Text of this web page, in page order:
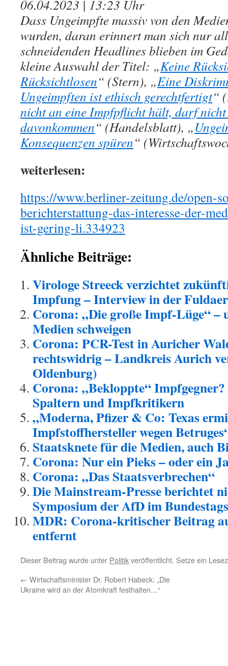
06.04.2023 | 13:23 Uhr
Dass Ungeimpfte massiv von den
wurden, daran erinnert man sich nur
schneidenden Headlines blieben im
kleine Auswahl der Titel: „Keine
Rücksichtlosen“ (Stern), „Eine
Ungeimpften ist ethisch gerechtfertigt“
nicht an eine Impfpflicht hält, darf
davonkommen“ (Handelsblatt), „
Konsequenzen spüren“
weiterlesen:
https://www.berliner-zeitung.de/open-
berichterstattung-das-interesse-der-
ist-gering-li.334923
Ähnliche Beiträge:
Virologe Streeck verzichtet
Impfung – Interview in der
Corona: „Die große Impf-Lüge“ –
Medien schweigen
Corona: PCR-Test in Auricher
rechtswidrig – Landkreis Aurich
Oldenburg)
Corona: „Bekloppte“ Impfgegner?
Spaltern und Impfkritikern
„Moderna, Pfizer & Co: Texas
Impfstoffhersteller wegen
Staatsknete für die Medien, auch
Corona: Nur ein Pieks – oder ein
Corona: „Das Staatsverbrechen“
Die Mainstream-Presse berichtet
Symposium der AfD im
MDR: Corona-kritischer Beitrag
entfernt
Dieser Beitrag wurde unter Politikveröffentlicht. Setze ein
← Wirtschaftsminister Dr. Robert Habeck: „Die
Ukraine wird an der Atomkraft festhalten…“